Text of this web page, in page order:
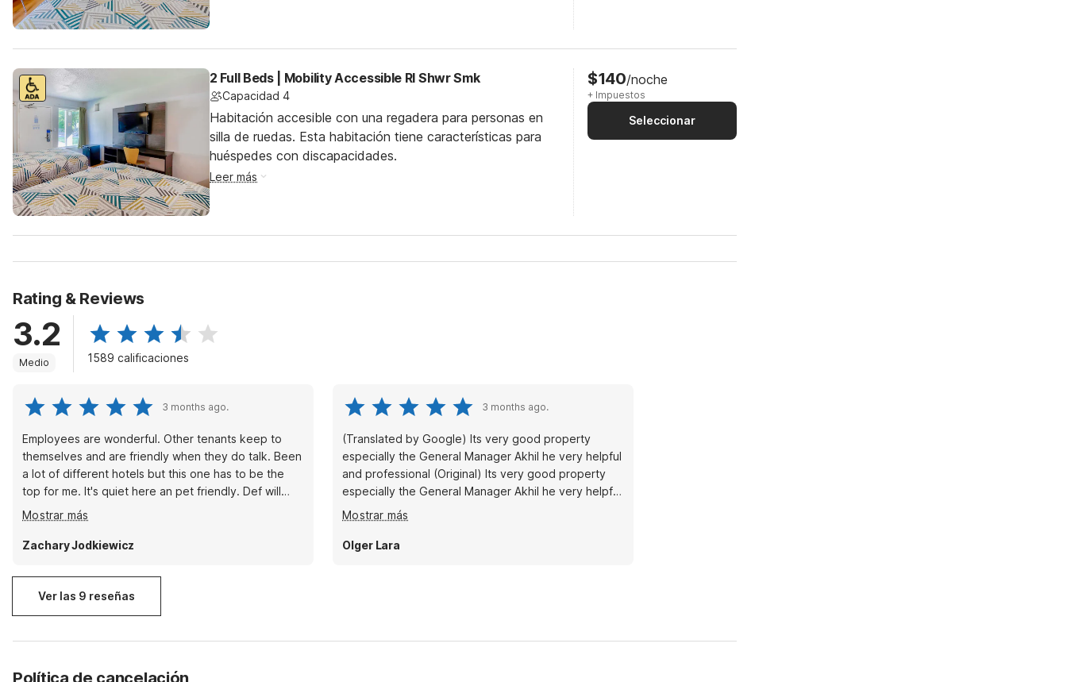
2 Full Beds | Mobility Accessible RI Shwr Smk
Capacidad 4
Habitación accesible con una regadera para personas en
silla de ruedas. Esta habitación tiene características para
huéspedes con discapacidades.
Leer más
$140/noche
+ Impuestos
Seleccionar
Rating & Reviews
3.2
Medio 1589 calificaciones
3 months ago.
Employees are wonderful. Other tenants keep to
themselves and are friendly when they do talk. Been
a lot of different hotels but this one has to be the
top for me. It's quiet here an pet friendly. Def will
suggest it to a few of my people.
Mostrar más
Zachary Jodkiewicz
3 months ago.
(Translated by Google) Its very good property
especially the General Manager Akhil he very helpful
and professional (Original) Its very good property
especially the General Manager Akhil he very helpful
and proffessional
Mostrar más
Olger Lara
Ver las 9 reseñas
Política de cancelación